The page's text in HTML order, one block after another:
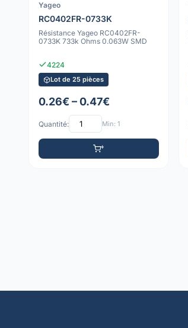
Yageo
RC0402FR-0733K
Résistance Yageo RC0402FR-
0733K 733k Ohms 0.063W SMD
4224
Lot de 25 pièces
0.26€ – 0.47€
Quantité: Min: 1